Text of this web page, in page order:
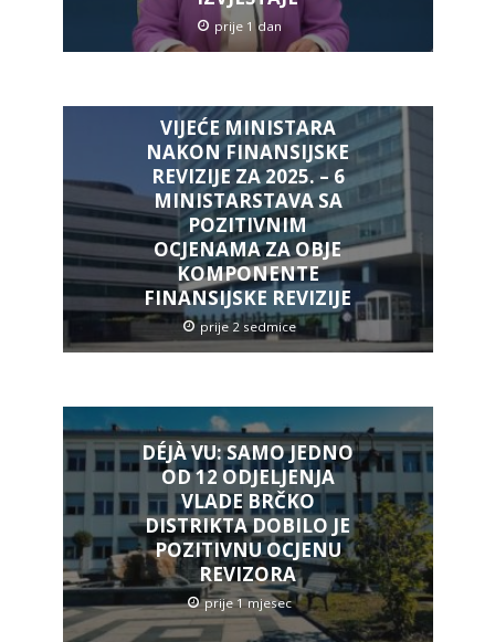
prije 1 dan
VIJEĆE MINISTARA
NAKON FINANSIJSKE
REVIZIJE ZA 2025. – 6
MINISTARSTAVA SA
POZITIVNIM
OCJENAMA ZA OBJE
KOMPONENTE
FINANSIJSKE REVIZIJE
prije 2 sedmice
DÉJÀ VU: SAMO JEDNO
OD 12 ODJELJENJA
VLADE BRČKO
DISTRIKTA DOBILO JE
POZITIVNU OCJENU
REVIZORA
prije 1 mjesec